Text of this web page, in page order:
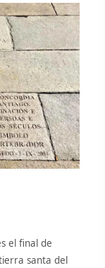
el final de
santa del